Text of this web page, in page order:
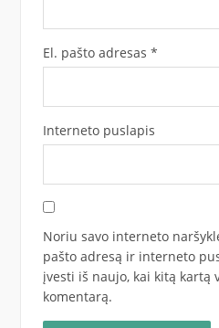
El. pašto adresas *
Interneto puslapis
Noriu savo interneto
pašto adresą ir interneto
įvesti iš naujo, kai kitą kartą
komentarą.